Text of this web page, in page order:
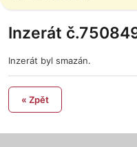
Inzerát
Inzerát byl smazán.
« Zpět